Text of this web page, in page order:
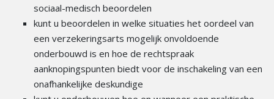
sociaal-medisch beoordelen
kunt u beoordelen in welke situaties het oordeel van
een verzekeringsarts mogelijk onvoldoende
onderbouwd is en hoe de rechtspraak
aanknopingspunten biedt voor de inschakeling van een
onafhankelijke deskundige